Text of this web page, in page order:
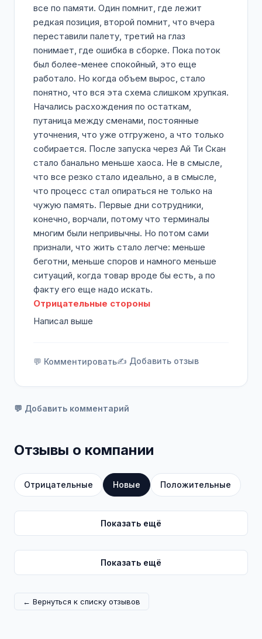
все по памяти. Один помнит, где лежит
редкая позиция, второй помнит, что вчера
переставили палету, третий на глаз
понимает, где ошибка в сборке. Пока поток
был более-менее спокойный, это еще
работало. Но когда объем вырос, стало
понятно, что вся эта схема слишком хрупкая.
Начались расхождения по остаткам,
путаница между сменами, постоянные
уточнения, что уже отгружено, а что только
собирается. После запуска через Ай Ти Скан
стало банально меньше хаоса. Не в смысле,
что все резко стало идеально, а в смысле,
что процесс стал опираться не только на
чужую память. Первые дни сотрудники,
конечно, ворчали, потому что терминалы
многим были непривычны. Но потом сами
признали, что жить стало легче: меньше
беготни, меньше споров и намного меньше
ситуаций, когда товар вроде бы есть, а по
факту его еще надо искать.
Отрицательные стороны
Написал выше
💬 Комментировать✍️ Добавить отзыв
💬 Добавить комментарий
Отзывы о компании
Отрицательные Новые Положительные
Показать ещё
Показать ещё
← Вернуться к списку отзывов